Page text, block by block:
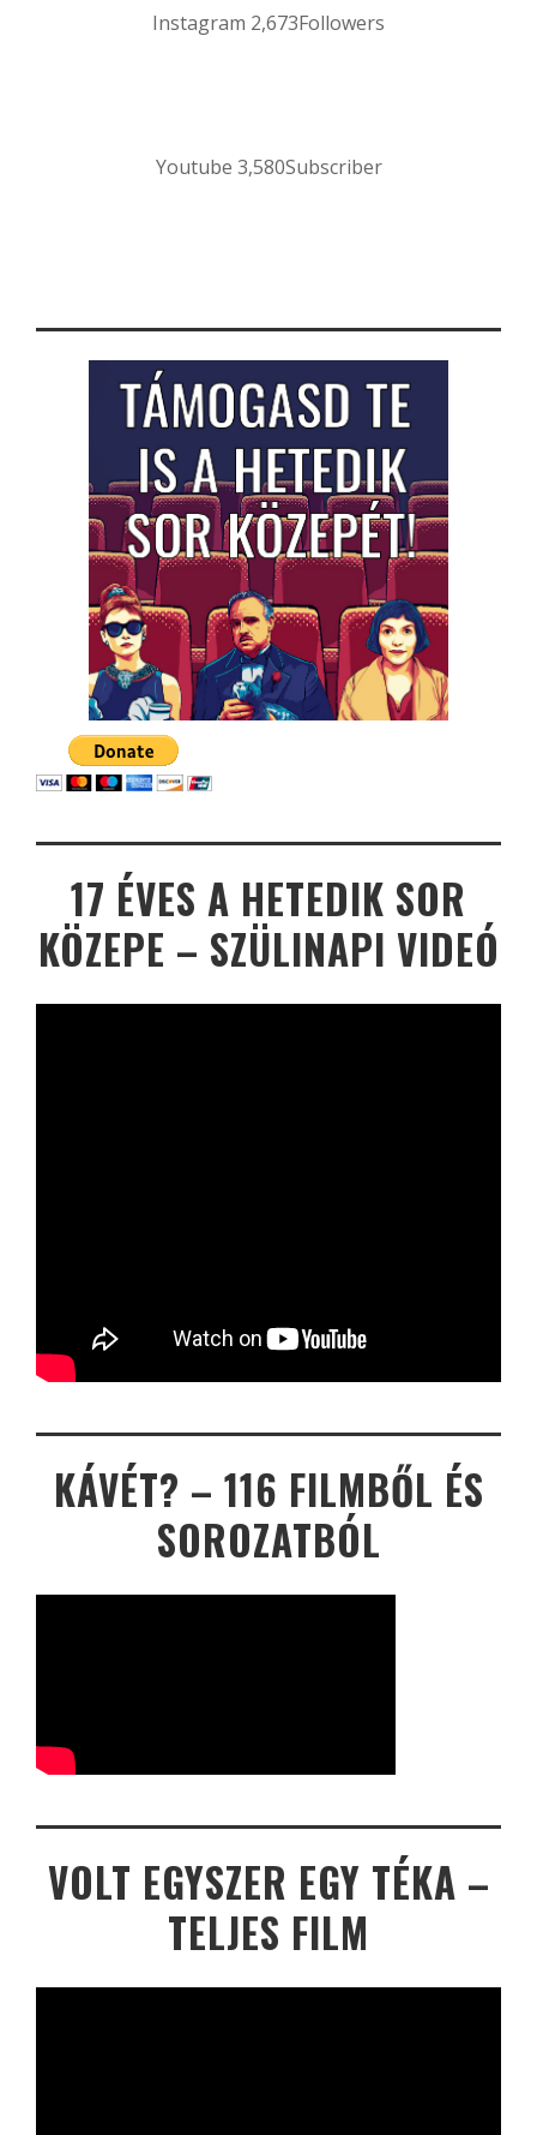
Instagram 2,673Followers
Youtube 3,580Subscriber
17 ÉVES A HETEDIK SOR
KÖZEPE – SZÜLINAPI VIDEÓ
KÁVÉT? – 116 FILMBŐL ÉS
SOROZATBÓL
VOLT EGYSZER EGY TÉKA –
TELJES FILM